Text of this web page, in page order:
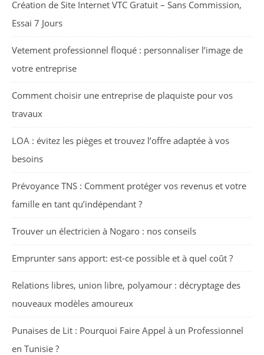
Création de Site Internet VTC Gratuit – Sans Commission,
Essai 7 Jours
Vetement professionnel floqué : personnaliser l’image de
votre entreprise
Comment choisir une entreprise de plaquiste pour vos
travaux
LOA : évitez les pièges et trouvez l’offre adaptée à vos
besoins
Prévoyance TNS : Comment protéger vos revenus et votre
famille en tant qu’indépendant ?
Trouver un électricien à Nogaro : nos conseils
Emprunter sans apport: est-ce possible et à quel coût ?
Relations libres, union libre, polyamour : décryptage des
nouveaux modèles amoureux
Punaises de Lit : Pourquoi Faire Appel à un Professionnel
en Tunisie ?